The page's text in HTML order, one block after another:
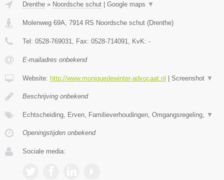
Drenthe » Noordsche schut Google maps ▼
Molenweg 69A, 7914 RS Noordsche schut (Drenthe)
Tel: 0528-769031, Fax: 0528-714091, KvK: -
E-mailadres onbekend
Website: http://www.moniquedewinter-advocaat.nl Screenshot ▼
Beschrijving onbekend
Echtscheiding, Erven, Familieverhoudingen, Omgangsregeling, ▼
Openingstijden onbekend
Sociale media: